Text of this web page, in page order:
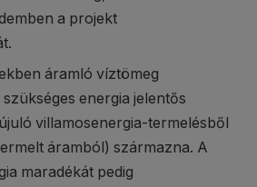
a projekt
áramló víztömeg
energia jelentős
villamosenergia-termelésből
áramból) származna. A
maradékát pedig